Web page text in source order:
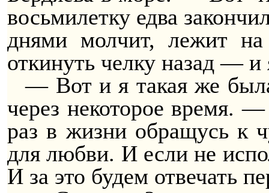
восьмилетку едва
днями молчит, лежит
откинуть челку назад — и
— Вот и я такая же
через некоторое время.
раз в жизни обращусь к
для любви. И если не
И за это будем отвечать